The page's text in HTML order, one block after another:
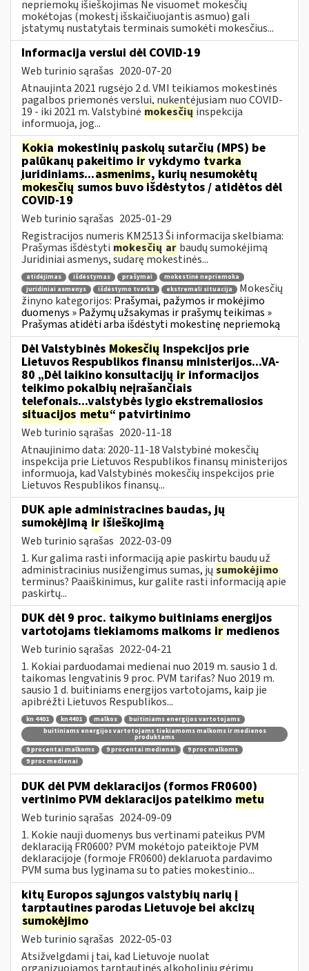
nepriemokų išieškojimas Ne visuomet mokesčių
mokėtojas (mokestį išskaičiuojantis asmuo) gali
įstatymų nustatytais terminais sumokėti mokesčius...
Informacija verslui dėl COVID-19
Web turinio sąrašas 2020-07-20
Atnaujinta 2021 rugsėjo 2 d. VMI teikiamos mokestinės
pagalbos priemonės verslui, nukentėjusiam nuo COVID-
19 - iki 2021 m. Valstybinė mokesčių inspekcija
informuoja, jog...
Kokia mokestinių paskolų sutarčių (MPS) be
palūkanų pakeitimo ir vykdymo tvarka
juridiniams...asmenims, kurių nesumokėtų
mokesčių sumos buvo išdėstytos / atidėtos dėl
COVID-19
Web turinio sąrašas 2025-01-29
Registracijos numeris KM2513 Ši informacija skelbiama:
Prašymas išdėstyti mokesčių ar baudų sumokėjimą
Juridiniai asmenys, sudarę mokestinės...
atidėjimas išdėstymas prašymai
mokestinė nepriemoka
juridiniai asmenys
išdėstymo tvarka ekstremali situacija
Mokesčių
žinyno kategorijos: Prašymai, pažymos ir mokėjimo
duomenys » Pažymų užsakymas ir prašymų teikimas »
Prašymas atidėti arba išdėstyti mokestinę nepriemoką
Dėl Valstybinės Mokesčių Inspekcijos prie
Lietuvos Respublikos finansų ministerijos...VA-
80 „Dėl laikino konsultacijų ir informacijos
teikimo pokalbių neįrašančiais
telefonais...valstybės lygio ekstremaliosios
situacijos metu“ patvirtinimo
Web turinio sąrašas 2020-11-18
Atnaujinimo data: 2020-11-18 Valstybinė mokesčių
inspekcija prie Lietuvos Respublikos finansų ministerijos
informuoja, kad Valstybinės mokesčių inspekcijos prie
Lietuvos Respublikos finansų...
DUK apie administracines baudas, jų
sumokėjimą ir išieškojimą
Web turinio sąrašas 2022-03-09
1. Kur galima rasti informaciją apie paskirtų baudų už
administracinius nusižengimus sumas, jų sumokėjimo
terminus? Paaiškinimus, kur galite rasti informaciją apie
paskirtų...
DUK dėl 9 proc. taikymo buitiniams energijos
vartotojams tiekiamoms malkoms ir medienos
Web turinio sąrašas 2022-04-21
1. Kokiai parduodamai medienai nuo 2019 m. sausio 1 d.
taikomas lengvatinis 9 proc. PVM tarifas? Nuo 2019 m.
sausio 1 d. buitiniams energijos vartotojams, kaip jie
apibrėžti Lietuvos Respublikos...
kn 4401 kn4401 malkos
buitiniams energijos vartotojams
buitiniams energijos vartotojams tiekiamoms malkoms ir medienos
produktams
9 procentai malkoms
9 procentai medienai
9 proc malkoms
9 proc medienai
DUK dėl PVM deklaracijos (formos FR0600)
vertinimo PVM deklaracijos pateikimo metu
Web turinio sąrašas 2024-09-09
1. Kokie nauji duomenys bus vertinami pateikus PVM
deklaraciją FR0600? PVM mokėtojo pateiktoje PVM
deklaracijoje (formoje FR0600) deklaruota pardavimo
PVM suma bus lyginama su to paties mokestinio...
kitų Europos sąjungos valstybių narių į
tarptautines parodas Lietuvoje bei akcizų
sumokėjimo
Web turinio sąrašas 2022-05-03
Atsižvelgdami į tai, kad Lietuvoje nuolat
organizuojamos tarptautinės alkoholinių gėrimų